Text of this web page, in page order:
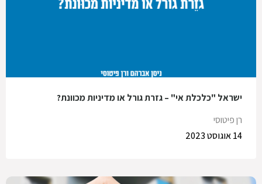
ישראל "כלכלת אי" – גזרת גורל או מדיניות מכוונת?
רן פיטוסי
14 אוגוסט 2023